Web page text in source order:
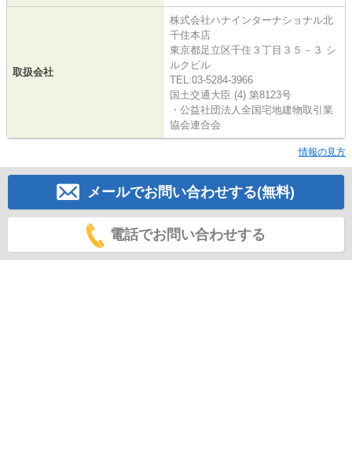
取扱会社
株式会社ハナインターナショナル北
千住本店
東京都足立区千住３丁目３５－３ シ
ルクビル
TEL:03-5284-3966
国土交通大臣 (4) 第8123号
・公益社団法人全国宅地建物取引業
協会連合会
情報の見方
メールでお問い合わせする(無料)
電話でお問い合わせする